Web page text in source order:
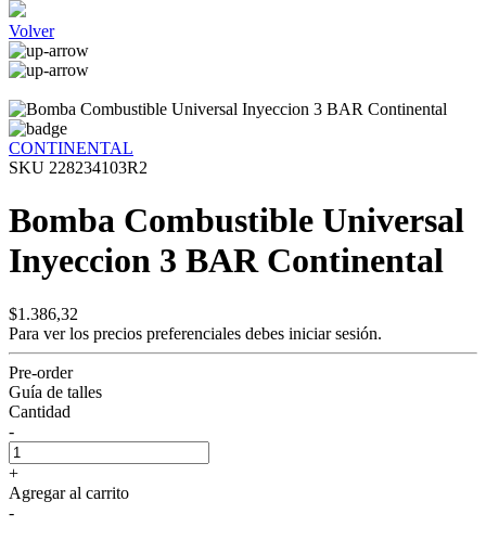
Volver
CONTINENTAL
SKU 228234103R2
Bomba Combustible Universal
Inyeccion 3 BAR Continental
$1.386,32
Para ver los precios preferenciales debes iniciar sesión.
Pre-order
Guía de talles
Cantidad
-
+
Agregar al carrito
-